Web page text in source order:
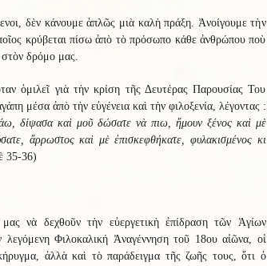
δὲν κάνουμε ἁπλῶς μιὰ καλὴ πράξη. Ἀνοίγουμε τὴν
κρύβεται πίσω ἀπὸ τὸ πρόσωπο κάθε ἀνθρώπου ποὺ
στὸν δρόμο μας.
ὁμιλεῖ γιὰ τὴν κρίση τῆς Δευτέρας Παρουσίας Του
μέσα ἀπὸ τὴν εὐγένεια καὶ τὴν φιλοξενία, λέγοντας :
δίψασα καὶ μοῦ δώσατε νὰ πιω, ἤμουν ξένος καὶ μὲ
ἄρρωστος καὶ μὲ ἐπισκεφθήκατε, φυλακισμένος κι
35-36)
νὰ δεχθοῦν τὴν εὐεργετικὴ ἐπίδραση τῶν Ἁγίων
Φιλοκαλική Ἀναγέννηση τοῦ 18ου αἰῶνα, οἱ
ἀλλὰ καὶ τὸ παράδειγμα τῆς ζωῆς τους, ὅτι ὁ